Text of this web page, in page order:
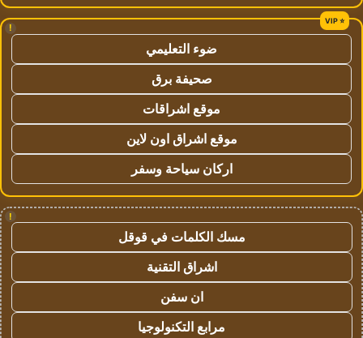
!
ضوء التعليمي
صحيفة برق
موقع اشراقات
موقع اشراق اون لاين
اركان سياحة وسفر
!
مسك الكلمات في قوقل
اشراق التقنية
ان سفن
مرابع التكنولوجيا